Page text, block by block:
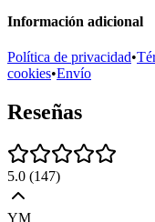
Información adicional
Política de privacidad•
cookies•Envío
Reseñas
5.0 (147)
YM